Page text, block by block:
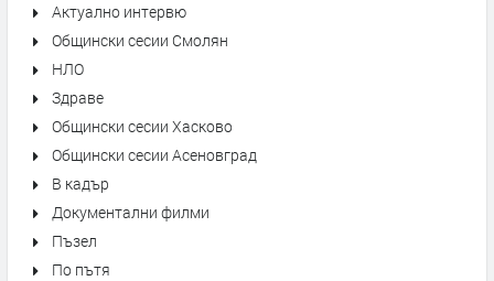
Актуално интервю
Общински сесии Смолян
НЛО
Здраве
Общински сесии Хасково
Общински сесии Асеновград
В кадър
Документални филми
Пъзел
По пътя